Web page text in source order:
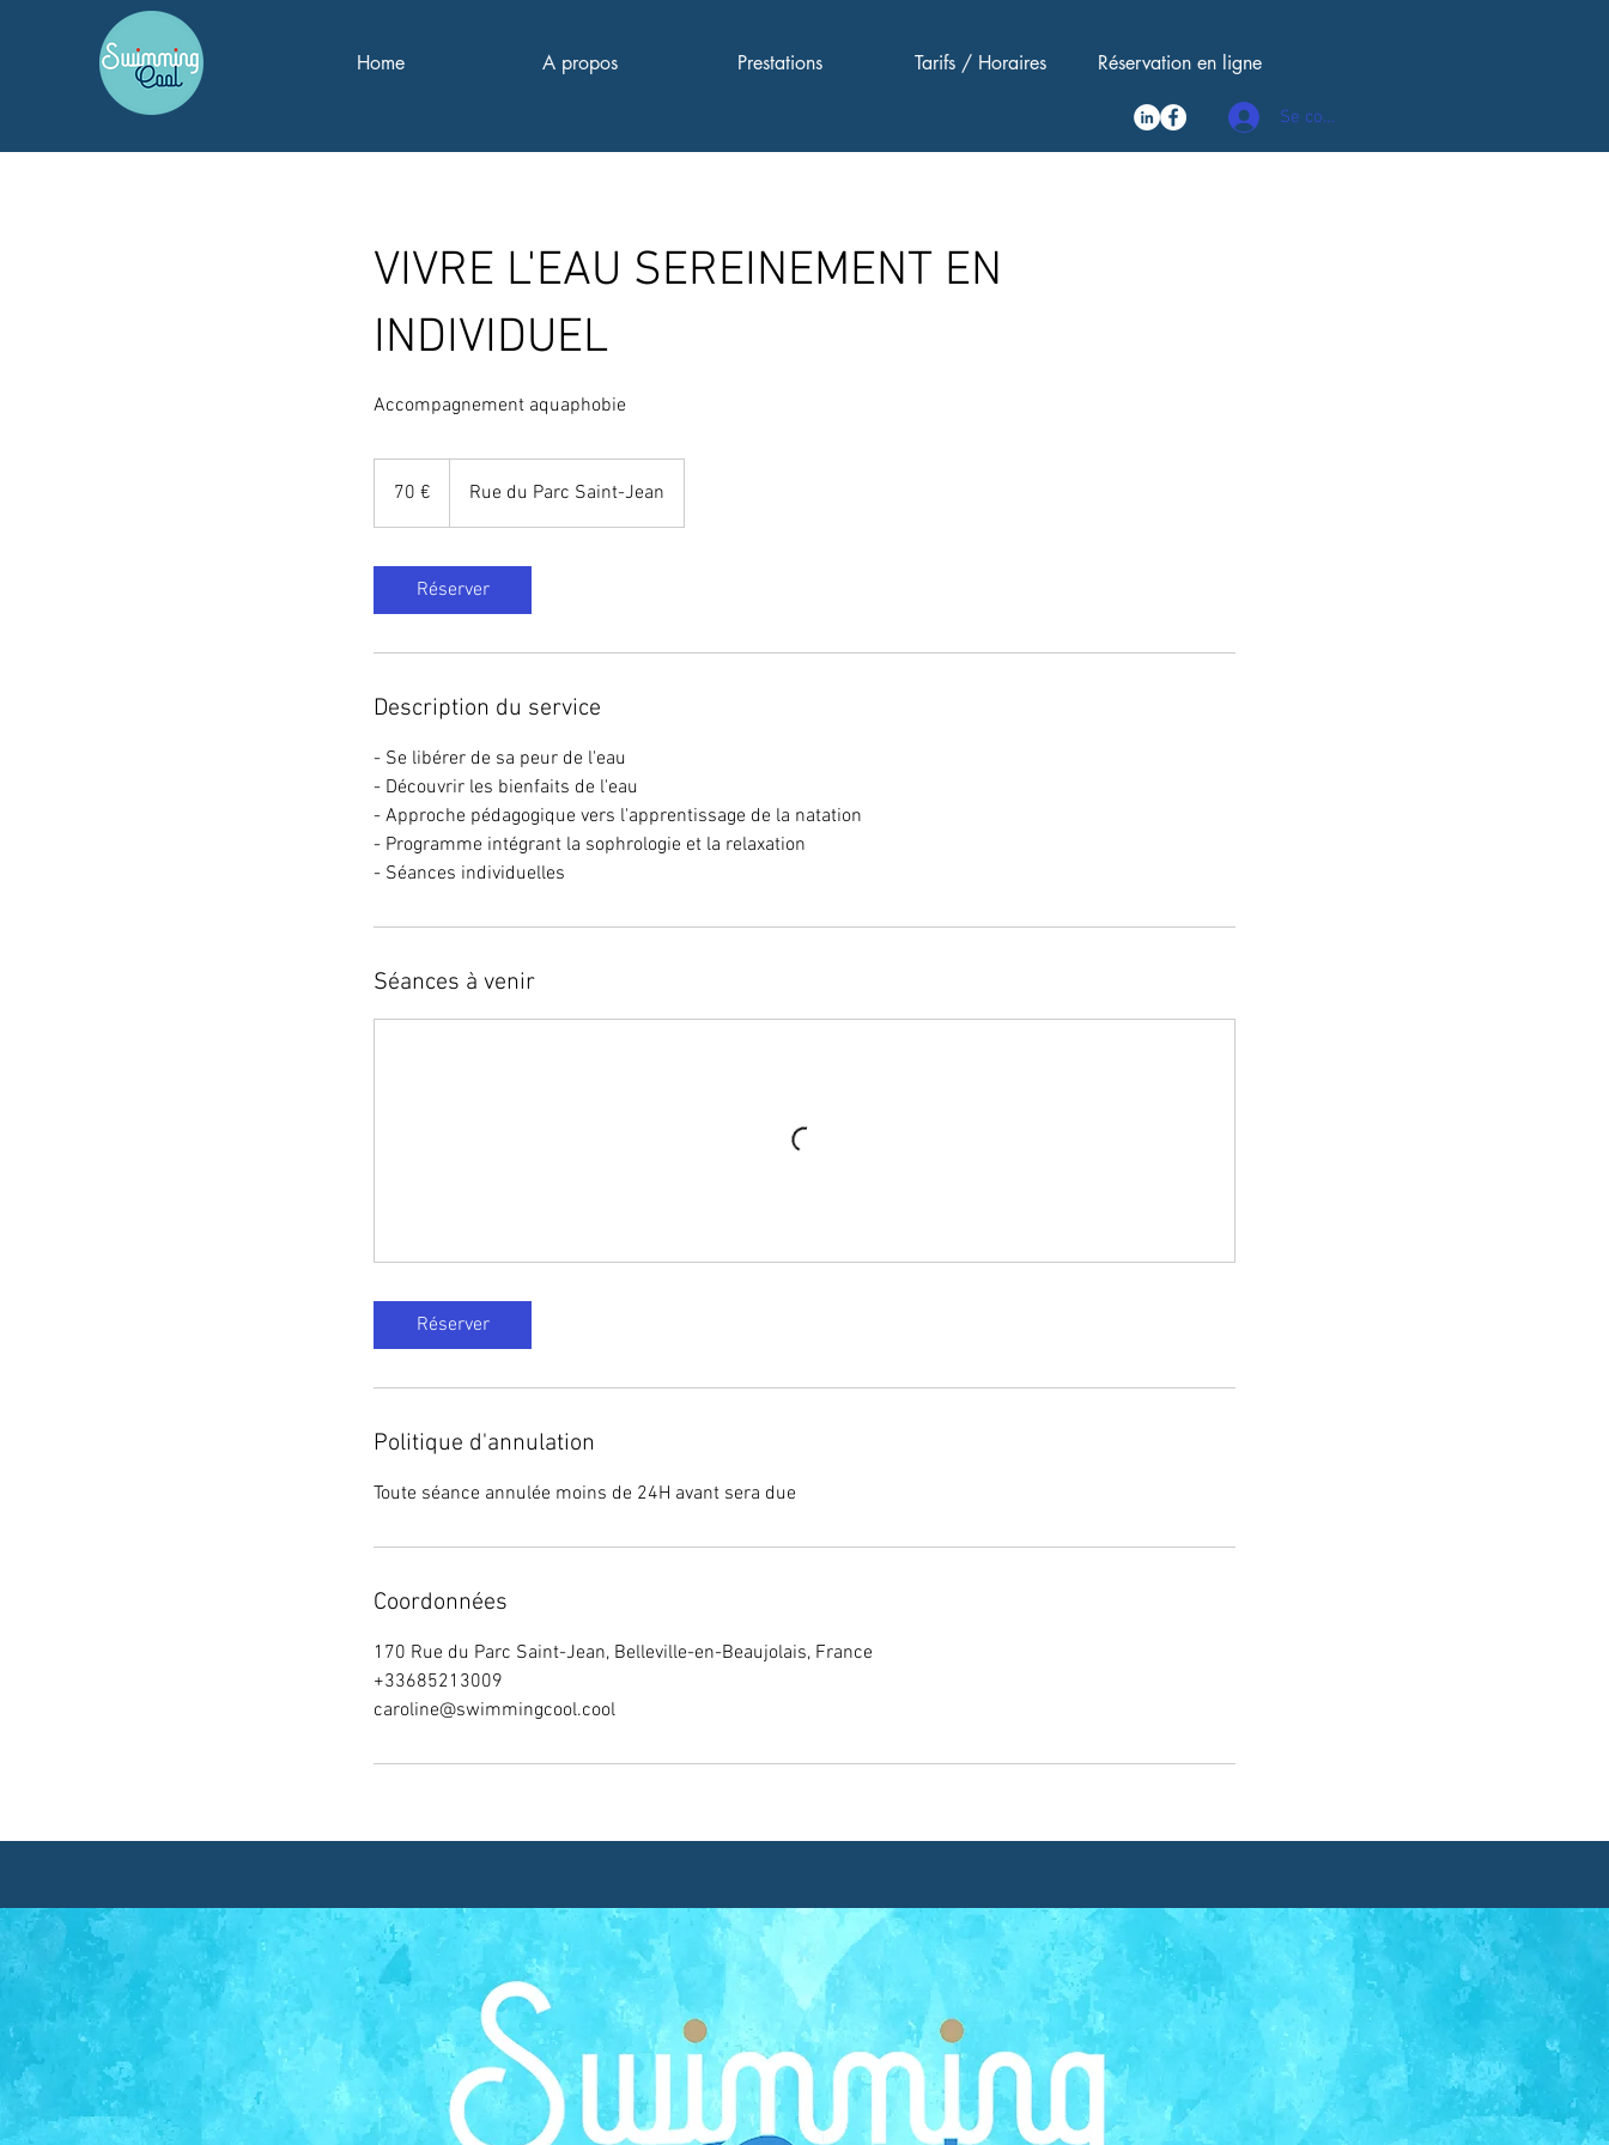
Home A propos Prestations Tarifs / Horaires Réservation en ligne
Se connecter
VIVRE L'EAU SEREINEMENT EN
INDIVIDUEL
Accompagnement aquaphobie
70 € Rue du Parc Saint-Jean
Réserver
Description du service
- Se libérer de sa peur de l'eau
- Découvrir les bienfaits de l'eau
- Approche pédagogique vers l'apprentissage de la natation
- Programme intégrant la sophrologie et la relaxation
- Séances individuelles
Séances à venir
Réserver
Politique d'annulation
Toute séance annulée moins de 24H avant sera due
Coordonnées
170 Rue du Parc Saint-Jean, Belleville-en-Beaujolais, France
+33685213009
caroline@swimmingcool.cool